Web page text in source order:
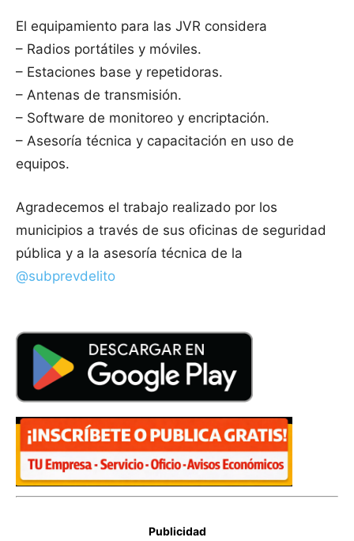
El equipamiento para las JVR considera
– Radios portátiles y móviles.
– Estaciones base y repetidoras.
– Antenas de transmisión.
– Software de monitoreo y encriptación.
– Asesoría técnica y capacitación en uso de
equipos.
Agradecemos el trabajo realizado por los
municipios a través de sus oficinas de seguridad
pública y a la asesoría técnica de la
@subprevdelito
Publicidad